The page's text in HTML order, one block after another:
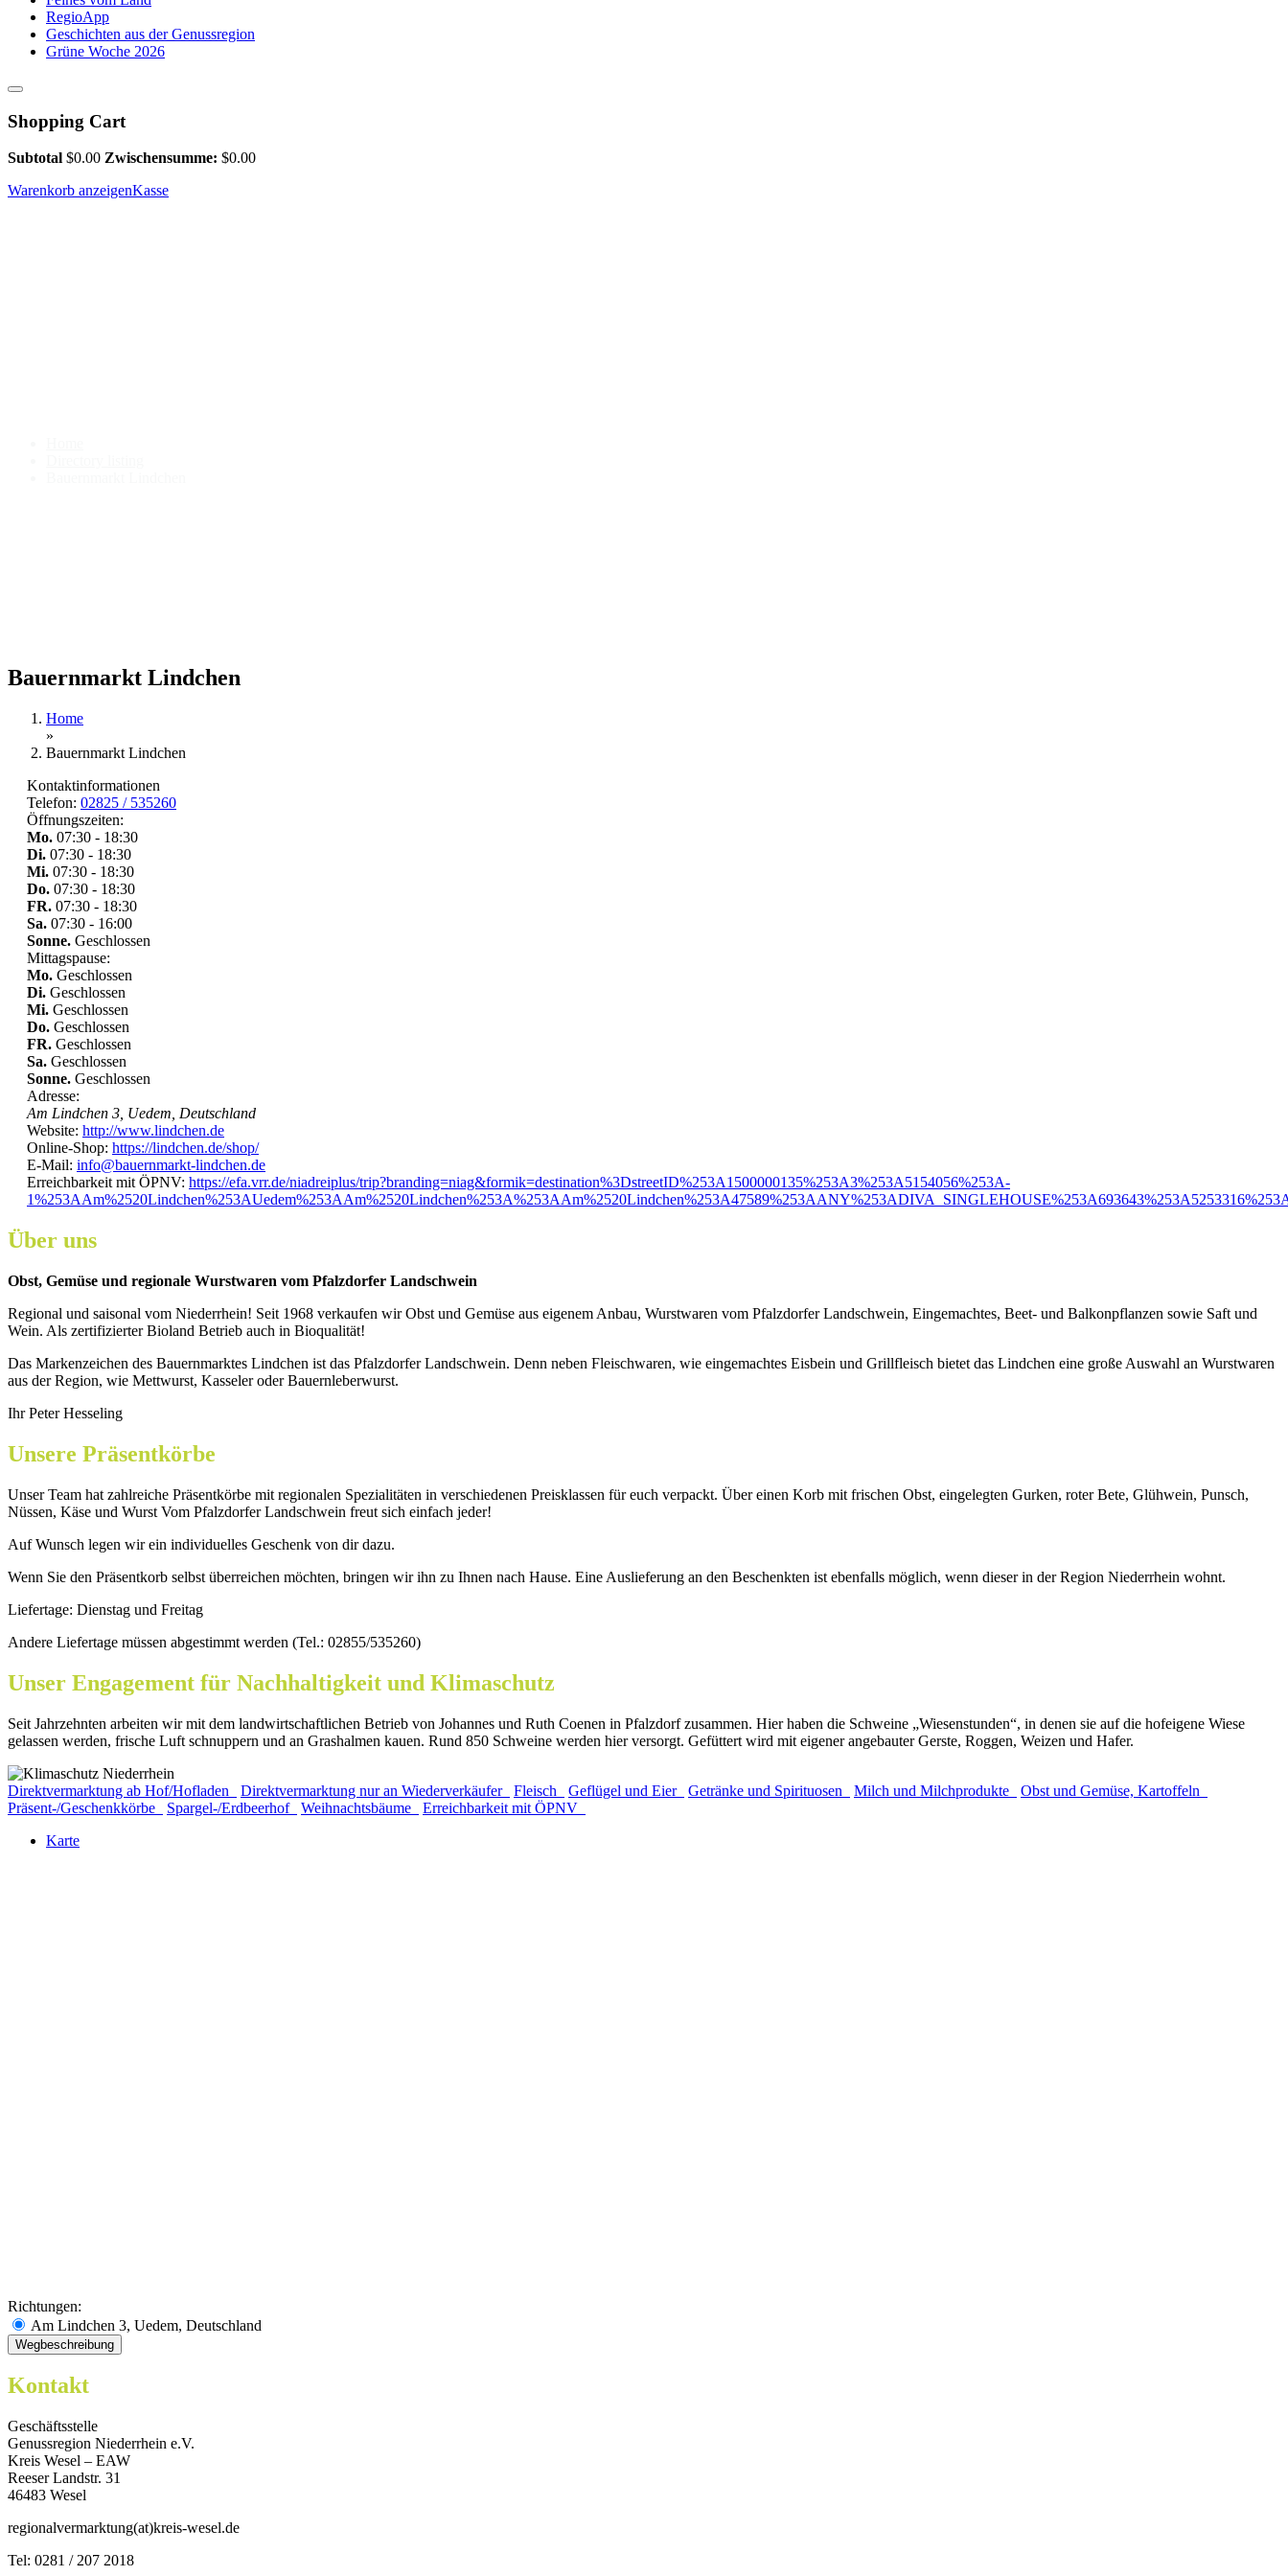
RegioApp
Geschichten aus der Genussregion
Grüne Woche 2026
Shopping Cart
Subtotal $0.00 Zwischensumme: $0.00
Warenkorb anzeigenKasse
Bauernmarkt Lindchen
Home
»
Bauernmarkt Lindchen
Kontaktinformationen
Telefon: 02825 / 535260
Öffnungszeiten:
Mo. 07:30 - 18:30
Di. 07:30 - 18:30
Mi. 07:30 - 18:30
Do. 07:30 - 18:30
FR. 07:30 - 18:30
Sa. 07:30 - 16:00
Sonne. Geschlossen
Mittagspause:
Mo. Geschlossen
Di. Geschlossen
Mi. Geschlossen
Do. Geschlossen
FR. Geschlossen
Sa. Geschlossen
Sonne. Geschlossen
Adresse:
Am Lindchen 3, Uedem, Deutschland
Website: http://www.lindchen.de
Online-Shop: https://lindchen.de/shop/
E-Mail: info@bauernmarkt-lindchen.de
Erreichbarkeit mit ÖPNV: https://efa.vrr.de/niadreiplus/trip?branding=niag&formik=destination%3DstreetID%253A1500000135%253A3%253A5154056%253A-
Über uns
Obst, Gemüse und regionale Wurstwaren vom Pfalzdorfer Landschwein
Regional und saisonal vom Niederrhein! Seit 1968 verkaufen wir Obst und Gemüse aus eigenem Anbau, Wurstwaren vom Pfalzdorfer Landschwein, Eingemachtes, Beet- und Balkonpflanzen sowie Saft und
Wein. Als zertifizierter Bioland Betrieb auch in Bioqualität!
Das Markenzeichen des Bauernmarktes Lindchen ist das Pfalzdorfer Landschwein. Denn neben Fleischwaren, wie eingemachtes Eisbein und Grillfleisch bietet das Lindchen eine große Auswahl an Wurstwaren
aus der Region, wie Mettwurst, Kasseler oder Bauernleberwurst.
Ihr Peter Hesseling
Unsere Präsentkörbe
Unser Team hat zahlreiche Präsentkörbe mit regionalen Spezialitäten in verschiedenen Preisklassen für euch verpackt. Über einen Korb mit frischen Obst, eingelegten Gurken, roter Bete, Glühwein, Punsch,
Nüssen, Käse und Wurst Vom Pfalzdorfer Landschwein freut sich einfach jeder!
Auf Wunsch legen wir ein individuelles Geschenk von dir dazu.
Wenn Sie den Präsentkorb selbst überreichen möchten, bringen wir ihn zu Ihnen nach Hause. Eine Auslieferung an den Beschenkten ist ebenfalls möglich, wenn dieser in der Region Niederrhein wohnt.
Liefertage: Dienstag und Freitag
Andere Liefertage müssen abgestimmt werden (Tel.: 02855/535260)
Unser Engagement für Nachhaltigkeit und Klimaschutz
Seit Jahrzehnten arbeiten wir mit dem landwirtschaftlichen Betrieb von Johannes und Ruth Coenen in Pfalzdorf zusammen. Hier haben die Schweine „Wiesenstunden“, in denen sie auf die hofeigene Wiese
gelassen werden, frische Luft schnuppern und an Grashalmen kauen. Rund 850 Schweine werden hier versorgt. Gefüttert wird mit eigener angebauter Gerste, Roggen, Weizen und Hafer.
Direktvermarktung ab Hof/Hofladen Direktvermarktung nur an Wiederverkäufer Fleisch Geflügel und Eier Getränke und Spirituosen Milch und Milchprodukte
Obst und Gemüse, Kartoffeln
Präsent-/Geschenkkörbe
Spargel-/Erdbeerhof Weihnachtsbäume
Erreichbarkeit mit ÖPNV
Karte
Richtungen:
Am Lindchen 3, Uedem, Deutschland
Kontakt
Geschäftsstelle
Genussregion Niederrhein e.V.
Kreis Wesel – EAW
Reeser Landstr. 31
46483 Wesel
regionalvermarktung(at)kreis-wesel.de
Tel: 0281 / 207 2018